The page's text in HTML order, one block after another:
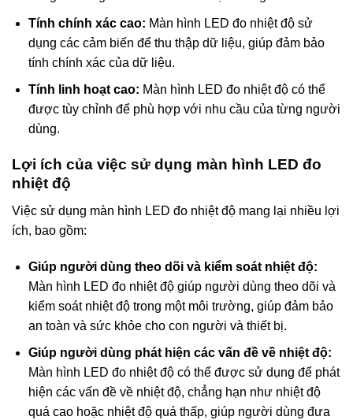
Tính chính xác cao: Màn hình LED đo nhiệt độ sử
dụng các cảm biến để thu thập dữ liệu, giúp đảm bảo
tính chính xác của dữ liệu.
Tính linh hoạt cao: Màn hình LED đo nhiệt độ có thể
được tùy chỉnh để phù hợp với nhu cầu của từng người
dùng.
Lợi ích của việc sử dụng màn hình LED đo
nhiệt độ
Việc sử dụng màn hình LED đo nhiệt độ mang lại nhiều lợi
ích, bao gồm:
Giúp người dùng theo dõi và kiểm soát nhiệt độ:
Màn hình LED đo nhiệt độ giúp người dùng theo dõi và
kiểm soát nhiệt độ trong một môi trường, giúp đảm bảo
an toàn và sức khỏe cho con người và thiết bị.
Giúp người dùng phát hiện các vấn đề về nhiệt độ:
Màn hình LED đo nhiệt độ có thể được sử dụng để phát
hiện các vấn đề về nhiệt độ, chẳng hạn như nhiệt độ
quá cao hoặc nhiệt độ quá thấp, giúp người dùng đưa